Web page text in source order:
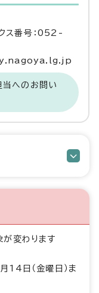
番号：052-
へのお問い
変わります
14日（金曜日）ま